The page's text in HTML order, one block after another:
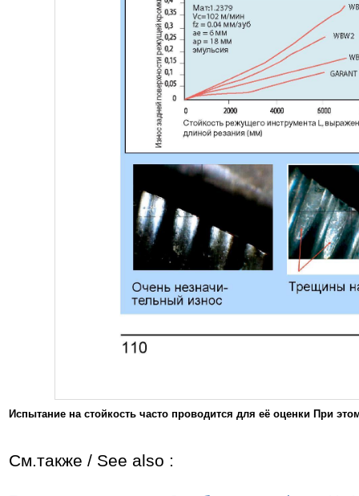
Испытание на стойкость часто проводится для её оценки При
См.также / See also :